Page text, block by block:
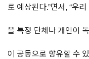
로 예상된다.”면서, “우
을 특정 단체나 개인이
이 공동으로 향유할 수